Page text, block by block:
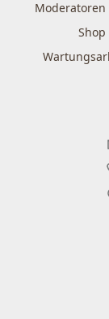
Moderatoren
Shop